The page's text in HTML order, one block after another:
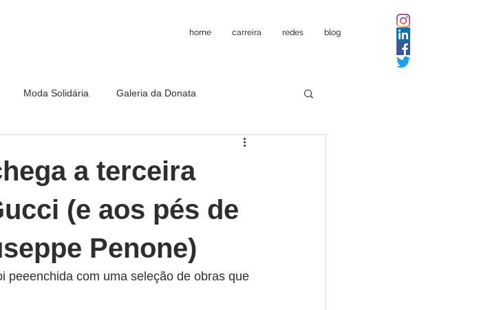
home carreira redes blog
Moda Solidária Galeria da Donata
a terceira
(e aos pés de
Penone)
peeenchida com uma seleção de obras que